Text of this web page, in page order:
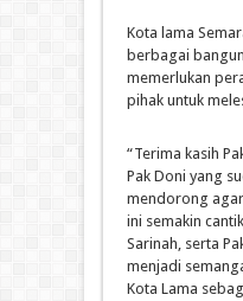
Kota lama
berbagai
memerlukan
pihak untuk
“Terima kasih
Pak Doni yang
mendorong
ini semakin
Sarinah, serta
menjadi
Kota Lama